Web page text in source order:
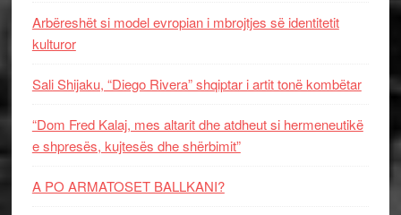
Arbëreshët si model evropian i mbrojtjes së identitetit
kulturor
Sali Shijaku, “Diego Rivera” shqiptar i artit tonë kombëtar
“Dom Fred Kalaj, mes altarit dhe atdheut si hermeneutikë
e shpresës, kujtesës dhe shërbimit”
A PO ARMATOSET BALLKANI?